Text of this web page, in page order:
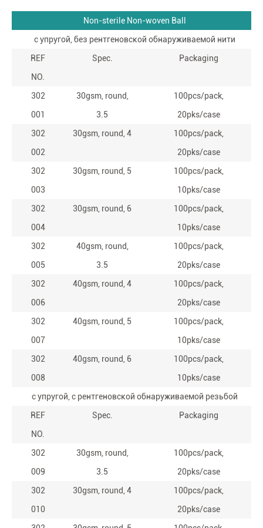
Non-sterile Non-woven Ball
с упругой, без рентгеновской обнаруживаемой нити
REF
NO.
Spec. Packaging
302
001
30gsm, round,
3.5
100pcs/pack,
20pks/case
302
002
30gsm, round, 4
100pcs/pack,
20pks/case
302
003
30gsm, round, 5
100pcs/pack,
10pks/case
302
004
30gsm, round, 6
100pcs/pack,
10pks/case
302
005
40gsm, round,
3.5
100pcs/pack,
20pks/case
302
006
40gsm, round, 4
100pcs/pack,
20pks/case
302
007
40gsm, round, 5
100pcs/pack,
10pks/case
302
008
40gsm, round, 6
100pcs/pack,
10pks/case
с упругой, с рентгеновской обнаруживаемой резьбой
REF
NO.
Spec. Packaging
302
009
30gsm, round,
3.5
100pcs/pack,
20pks/case
302
010
30gsm, round, 4
100pcs/pack,
20pks/case